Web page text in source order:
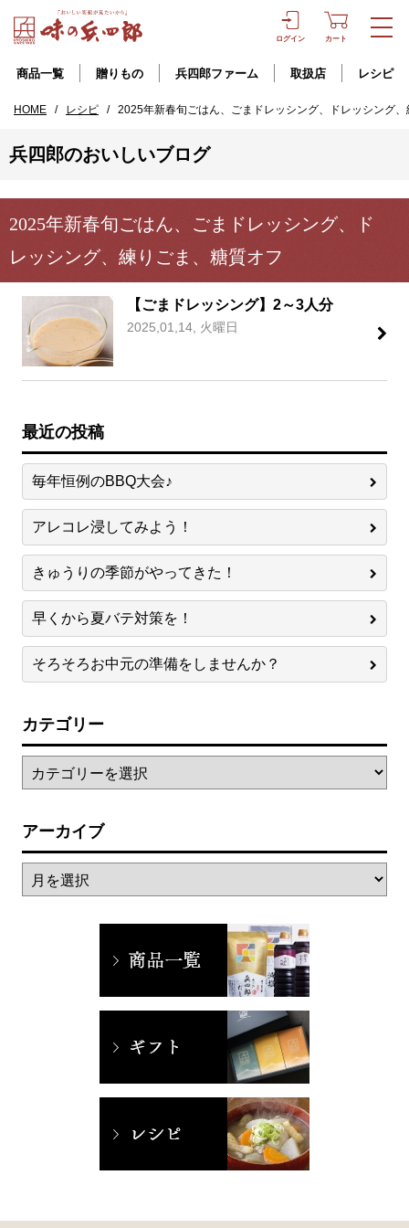
ログイン カート
商品一覧 贈りもの 兵四郎ファーム 取扱店 レシピ
HOME / レシピ / 2025年新春旬ごはん、ごまドレッシング、ドレッシング
兵四郎のおいしいブログ
2025年新春旬ごはん、ごまドレッシング、ド
レッシング、練りごま、糖質オフ
【ごまドレッシング】2～3人分
2025,01,14, 火曜日
最近の投稿
毎年恒例のBBQ大会♪
アレコレ浸してみよう！
きゅうりの季節がやってきた！
早くから夏バテ対策を！
そろそろお中元の準備をしませんか？
カテゴリー
アーカイブ